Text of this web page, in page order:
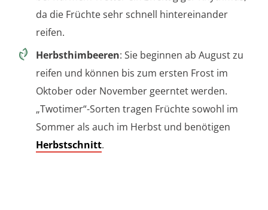
da die Früchte sehr schnell hintereinander
reifen.
Herbsthimbeeren: Sie beginnen ab August zu
reifen und können bis zum ersten Frost im
Oktober oder November geerntet werden.
„Twotimer“-Sorten tragen Früchte sowohl im
Sommer als auch im Herbst und benötigen
Herbstschnitt.